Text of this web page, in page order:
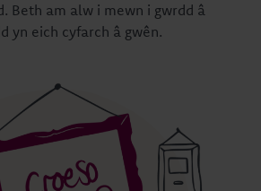
Beth am alw i mewn i gwrdd â
yn eich cyfarch â gwên.